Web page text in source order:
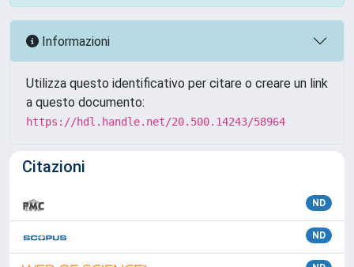
Informazioni
Utilizza questo identificativo per citare o creare un link
a questo documento:
https://hdl.handle.net/20.500.14243/58964
Citazioni
ND
ND